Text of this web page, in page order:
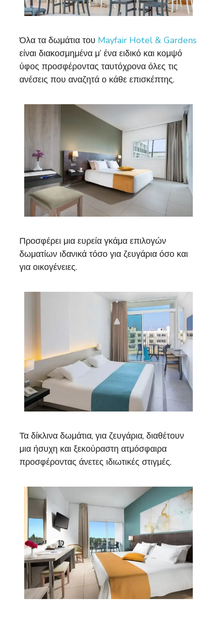
Όλα τα δωμάτια του Mayfair Hotel & Gardens
είναι διακοσμημένα μ’ ένα ειδικό και κομψό
ύφος προσφέροντας ταυτόχρονα όλες τις
ανέσεις που αναζητά ο κάθε επισκέπτης.
Προσφέρει μια ευρεία γκάμα επιλογών
δωματίων ιδανικά τόσο για ζευγάρια όσο και
για οικογένειες.
Τα δίκλινα δωμάτια, για ζευγάρια, διαθέτουν
μια ήσυχη και ξεκούραστη ατμόσφαιρα
προσφέροντας άνετες ιδιωτικές στιγμές.